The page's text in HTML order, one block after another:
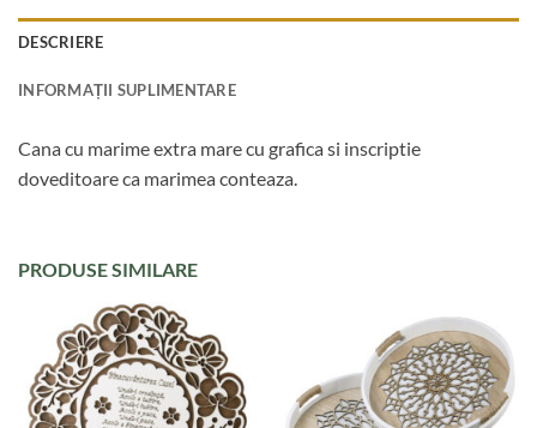
DESCRIERE
INFORMAȚII SUPLIMENTARE
Cana cu marime extra mare cu grafica si inscriptie
doveditoare ca marimea conteaza.
PRODUSE SIMILARE